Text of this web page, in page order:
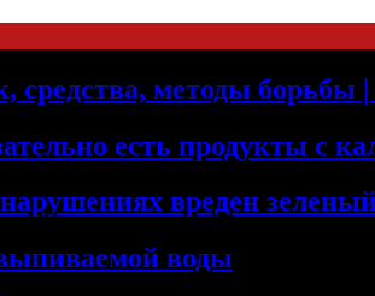
средства, методы
есть продукты с
вреден
воды